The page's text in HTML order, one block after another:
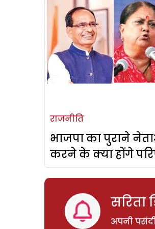
राजनीति
भाजपा का पुराने
करने के क्या होंगे
सरिता
अपनी